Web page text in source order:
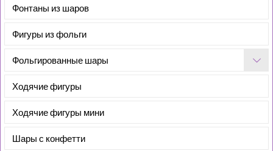
Фонтаны из шаров
Фигуры из фольги
Фольгированные шары
Ходячие фигуры
Ходячие фигуры мини
Шары с конфетти